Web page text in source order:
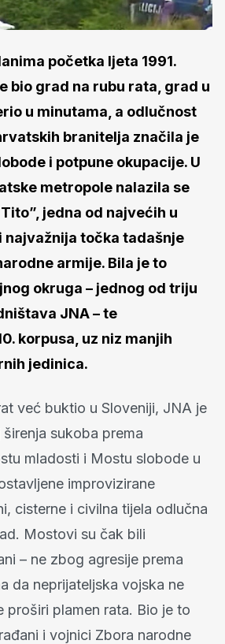
početka ljeta 1991.
bio grad na rubu rata, grad u
u minutama, a odlučnost
branitelja značila je
i potpune okupacije. U
metropole nalazila se
jedna od najvećih u
točka tadašnje
armije. Bila je to
okruga – jednog od triju
JNA – te
korpusa, uz niz manjih
jedinica.
već buktio u Sloveniji, JNA je
sukoba prema
mladosti i Mostu slobode u
improvizirane
cisterne i civilna tijela odlučna
Mostovi su čak bili
– ne zbog agresije prema
da neprijateljska vojska ne
proširi plamen rata. Bio je to
i vojnici Zbora narodne